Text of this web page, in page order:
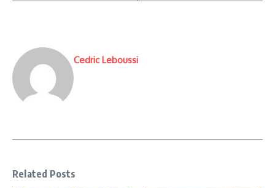
Cedric Leboussi
Related Posts